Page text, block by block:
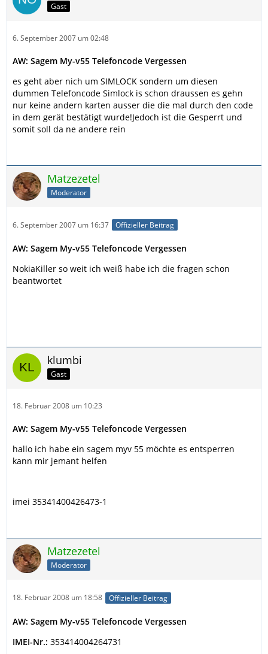
Gast
6. September 2007 um 02:48
AW: Sagem My-v55 Telefoncode Vergessen
es geht aber nich um SIMLOCK sondern um diesen
dummen Telefoncode Simlock is schon draussen es gehn
nur keine andern karten ausser die die mal durch den code
in dem gerät bestätigt wurde!Jedoch ist die Gesperrt und
somit soll da ne andere rein
Matzezetel
Moderator
6. September 2007 um 16:37 Offizieller Beitrag
AW: Sagem My-v55 Telefoncode Vergessen
NokiaKiller so weit ich weiß habe ich die fragen schon
beantwortet
klumbi
Gast
18. Februar 2008 um 10:23
AW: Sagem My-v55 Telefoncode Vergessen
hallo ich habe ein sagem myv 55 möchte es entsperren
kann mir jemant helfen
imei 35341400426473-1
Matzezetel
Moderator
18. Februar 2008 um 18:58 Offizieller Beitrag
AW: Sagem My-v55 Telefoncode Vergessen
IMEI-Nr.: 353414004264731